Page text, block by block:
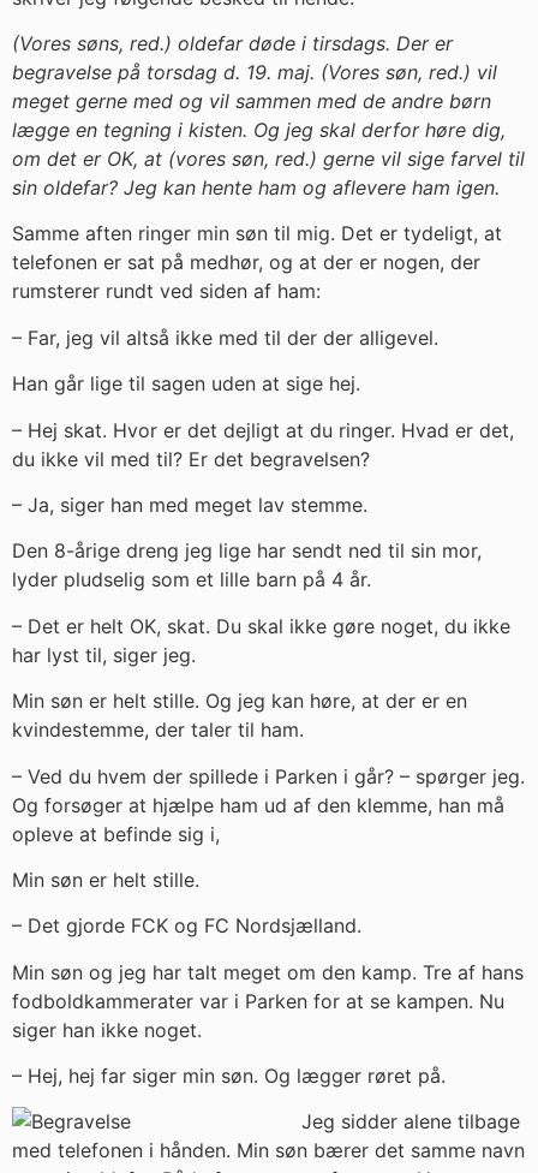
(Vores søns, red.) oldefar døde i tirsdags. Der er
begravelse på torsdag d. 19. maj. (Vores søn, red.) vil
meget gerne med og vil sammen med de andre børn
lægge en tegning i kisten. Og jeg skal derfor høre dig,
om det er OK, at (vores søn, red.) gerne vil sige farvel til
sin oldefar? Jeg kan hente ham og aflevere ham igen.
Samme aften ringer min søn til mig. Det er tydeligt, at
telefonen er sat på medhør, og at der er nogen, der
rumsterer rundt ved siden af ham:
– Far, jeg vil altså ikke med til der der alligevel.
Han går lige til sagen uden at sige hej.
– Hej skat. Hvor er det dejligt at du ringer. Hvad er det,
du ikke vil med til? Er det begravelsen?
– Ja, siger han med meget lav stemme.
Den 8-årige dreng jeg lige har sendt ned til sin mor,
lyder pludselig som et lille barn på 4 år.
– Det er helt OK, skat. Du skal ikke gøre noget, du ikke
har lyst til, siger jeg.
Min søn er helt stille. Og jeg kan høre, at der er en
kvindestemme, der taler til ham.
– Ved du hvem der spillede i Parken i går? – spørger jeg.
Og forsøger at hjælpe ham ud af den klemme, han må
opleve at befinde sig i,
Min søn er helt stille.
– Det gjorde FCK og FC Nordsjælland.
Min søn og jeg har talt meget om den kamp. Tre af hans
fodboldkammerater var i Parken for at se kampen. Nu
siger han ikke noget.
– Hej, hej far siger min søn. Og lægger røret på.
Jeg sidder alene tilbage
med telefonen i hånden. Min søn bærer det samme navn